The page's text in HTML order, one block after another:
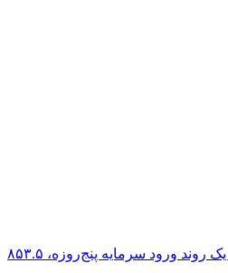
صندوق‌های ETF بیت‌کوین در یک روند ورود سرمایه پنج‌روزه، ۸۵۳.۵